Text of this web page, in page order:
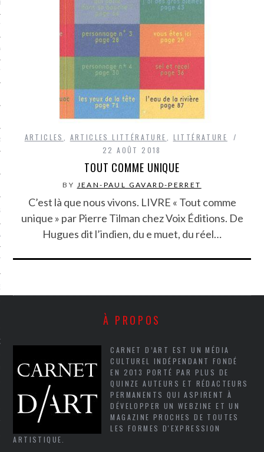
GUERRE
EN VOD
ARTICLES ARTICLES LITTÉRATURE
LITTÉRATURE
22 AOÛT 2018
TOUT COMME UNIQUE
BY JEAN-PAUL GAVARD-PERRET
C’est là que nous vivons. LIVRE « Tout comme
unique » par Pierre Tilman chez Voix Éditions. De
Hugues dit l’indien, du e muet, du réel…
À PROPOS
CARNET D’ART EST UN MÉDIA
CULTUREL INDÉPENDANT FONDÉ
EN 2013 PORTÉ PAR PLUS DE
QUINZE AUTEURS ET RÉDACTEURS
PERMANENTS QUI ASPIRENT À
DÉVELOPPER UN WEBZINE ET UN
MAGAZINE PROCHES DE TOUTES
LES FORMES D'EXPRESSION
ARTISTIQUE.